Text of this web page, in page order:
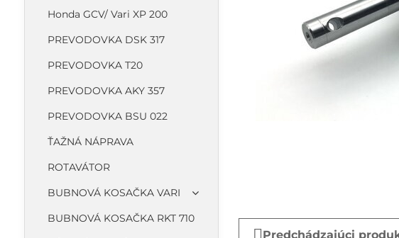
Predchádzajúci
Honda GCV/ Vari XP 200
PREVODOVKA DSK 317
PREVODOVKA T20
PREVODOVKA AKY 357
PREVODOVKA BSU 022
ŤAŽNÁ NÁPRAVA
ROTAVÁTOR
BUBNOVÁ KOSAČKA VARI
BUBNOVÁ KOSAČKA RKT 710